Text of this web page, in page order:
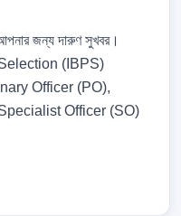
জন্য দারুণ সুখবর।
(IBPS)
Officer (PO),
Officer (SO)